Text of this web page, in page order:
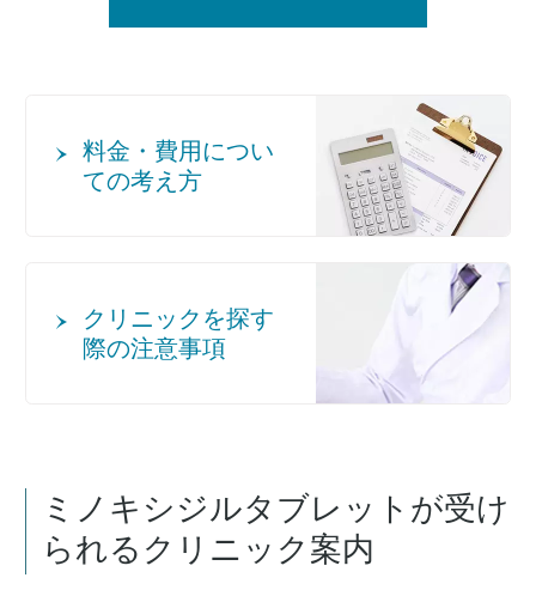
料金・費用につい
ての考え方
クリニックを探す
際の注意事項
ミノキシジルタブレットが受け
られるクリニック案内